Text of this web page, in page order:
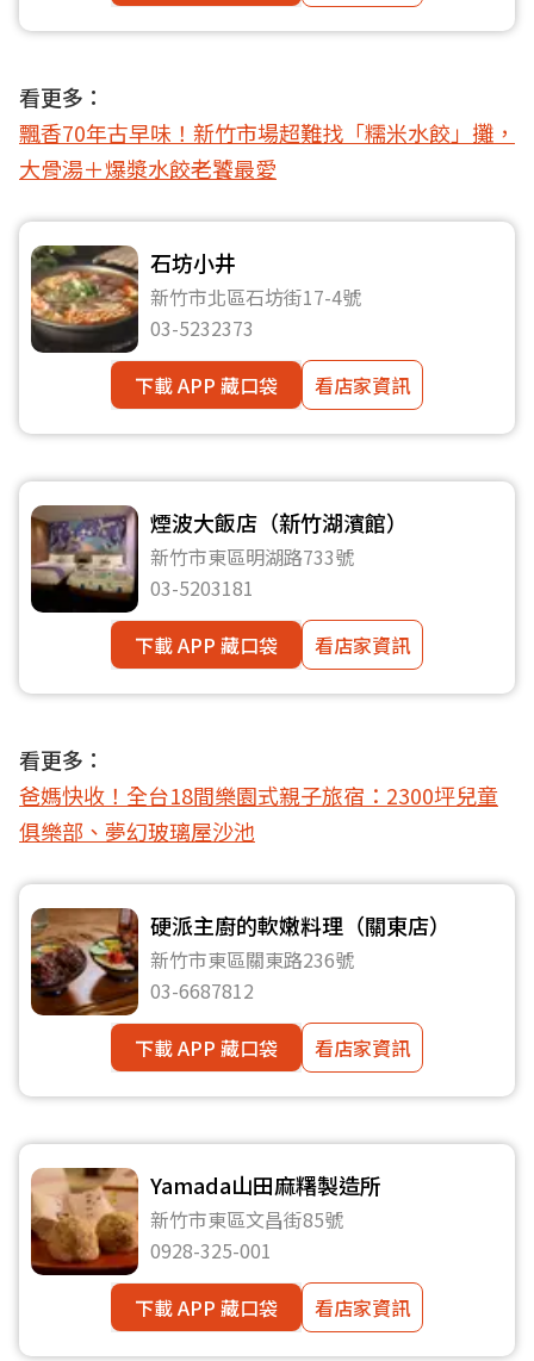
看更多：
飄香70年古早味！新竹市場超難找「糯米水餃」攤，
大骨湯＋爆漿水餃老饕最愛
石坊小井
新竹市北區石坊街17-4號
03-5232373
下載 APP 藏口袋
看店家資訊
煙波大飯店（新竹湖濱館）
新竹市東區明湖路733號
03-5203181
下載 APP 藏口袋
看店家資訊
看更多：
爸媽快收！全台18間樂園式親子旅宿：2300坪兒童
俱樂部、夢幻玻璃屋沙池
硬派主廚的軟嫩料理（關東店）
新竹市東區關東路236號
03-6687812
下載 APP 藏口袋
看店家資訊
Yamada山田麻糬製造所
新竹市東區文昌街85號
0928-325-001
下載 APP 藏口袋
看店家資訊